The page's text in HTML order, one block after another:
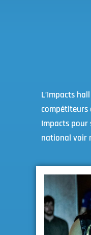
L’Impacts
compétiteurs
Impacts pour
national voir